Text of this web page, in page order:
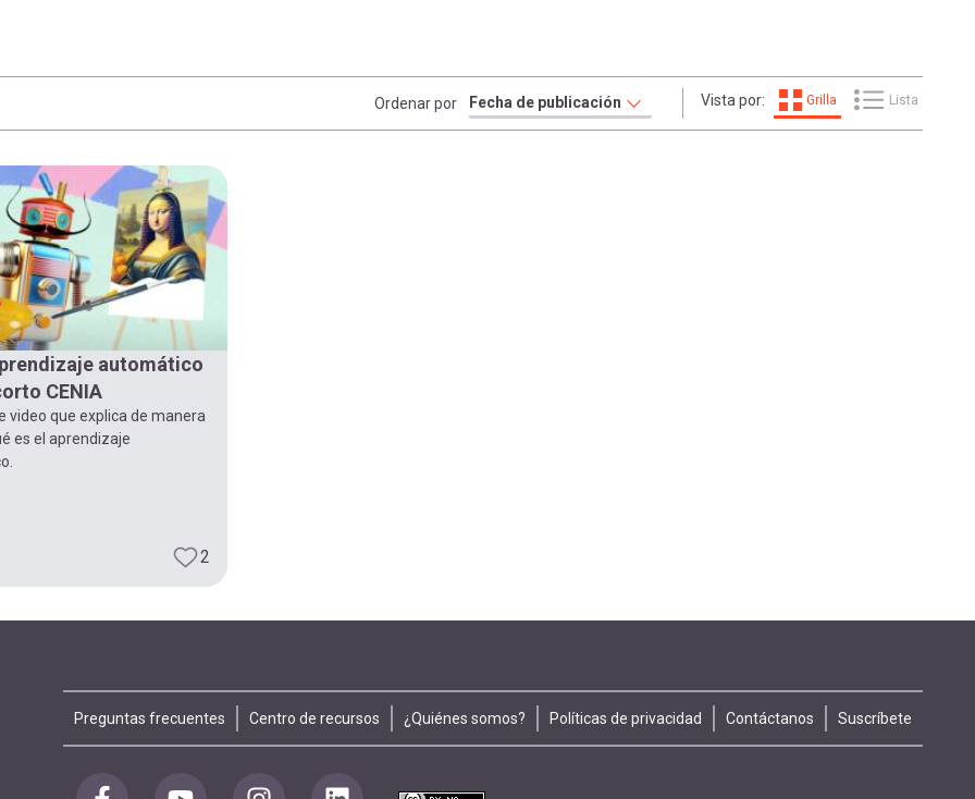
Ordenar por Vista por: Grilla Lista
automático
CENIA
video que explica de manera
es el aprendizaje
2
Footer
Preguntas frecuentes Centro de recursos ¿Quiénes somos? Políticas de privacidad Contáctanos Suscríbete